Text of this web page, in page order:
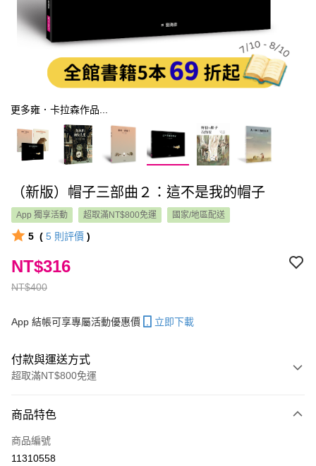
更多雍．卡拉森作品...
（新版）帽子三部曲２：這不是我的帽子
App 獨享活動 超取滿NT$800免運 國家/地區配送
5 ( 5 則評價 )
NT$400
NT$316
App 結帳可享專屬活動優惠價 立即下載
付款與運送方式
超取滿NT$800免運
信用卡一次付款
LINE Pay
商品特色
商品編號
11310558